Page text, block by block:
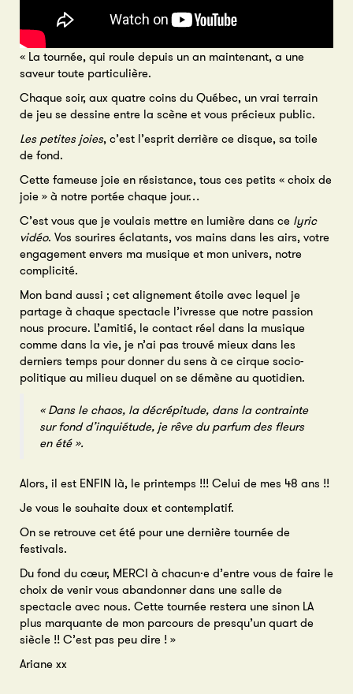
« La tournée, qui roule depuis un an maintenant, a une
saveur toute particulière.
Chaque soir, aux quatre coins du Québec, un vrai terrain
de jeu se dessine entre la scène et vous précieux public.
Les petites joies, c’est l’esprit derrière ce disque, sa toile
de fond.
Cette fameuse joie en résistance, tous ces petits « choix de
joie » à notre portée chaque jour…
C’est vous que je voulais mettre en lumière dans ce lyric
vidéo. Vos sourires éclatants, vos mains dans les airs, votre
engagement envers ma musique et mon univers, notre
complicité.
Mon band aussi ; cet alignement étoile avec lequel je
partage à chaque spectacle l’ivresse que notre passion
nous procure. L’amitié, le contact réel dans la musique
comme dans la vie, je n’ai pas trouvé mieux dans les
derniers temps pour donner du sens à ce cirque socio-
politique au milieu duquel on se démène au quotidien.
« Dans le chaos, la décrépitude, dans la contrainte
sur fond d’inquiétude, je rêve du parfum des fleurs
en été ».
Alors, il est ENFIN là, le printemps !!! Celui de mes 48 ans !!
Je vous le souhaite doux et contemplatif.
On se retrouve cet été pour une dernière tournée de
festivals.
Du fond du cœur, MERCI à chacun·e d’entre vous de faire le
choix de venir vous abandonner dans une salle de
spectacle avec nous. Cette tournée restera une sinon LA
plus marquante de mon parcours de presqu’un quart de
siècle !! C’est pas peu dire ! »
Ariane xx